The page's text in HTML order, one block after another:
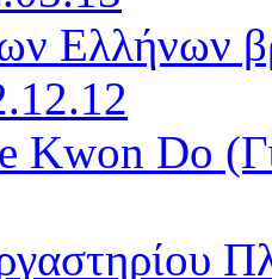
Ελλήνων
Kwon Do